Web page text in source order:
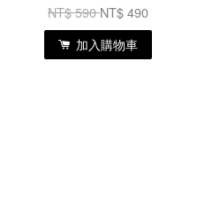
NT$ 590NT$ 490
加入購物車